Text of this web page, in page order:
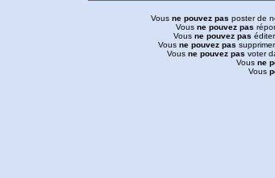
Vous ne pouvez pas poster de
Vous ne pouvez pas
Vous ne pouvez pas
Vous ne pouvez pas
Vous ne pouvez pas voter
Vous ne
Vous